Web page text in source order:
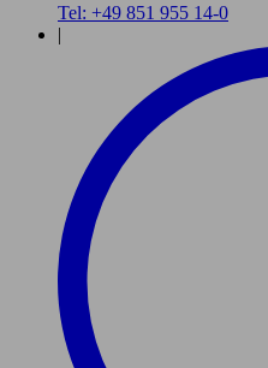
Tel: +49 851 955 14-0
|